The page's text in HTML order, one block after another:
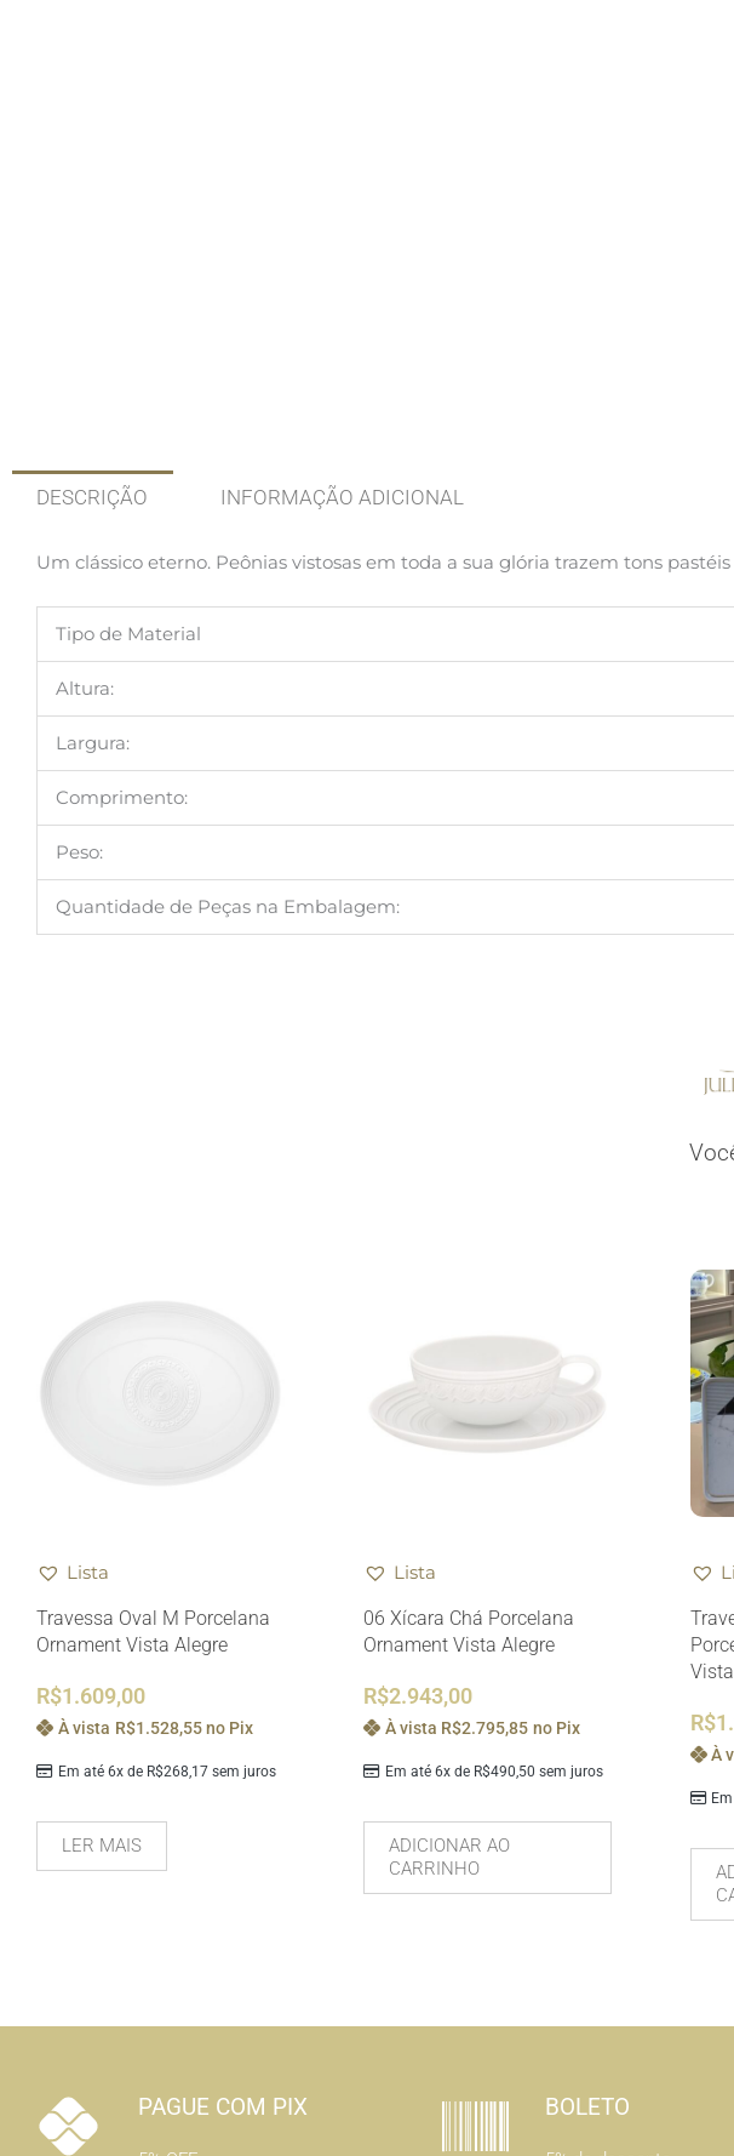
DESCRIÇÃO INFORMAÇÃO ADICIONAL
Um clássico eterno. Peônias vistosas em toda a sua glória trazem tons
Tipo de Material
Altura:
Largura:
Comprimento:
Peso:
Quantidade de Peças na Embalagem:
Lista
Travessa Oval M Porcelana
Ornament Vista Alegre
R$1.609,00
Em até 6x de R$268,17sem juros
À vista R$1.528,55 no Pix
LER MAIS
Lista
06 Xícara Chá Porcelana
Ornament Vista Alegre
R$2.943,00
Em até 6x de R$490,50 sem juros
À vista R$2.795,85 no Pix
ADICIONAR AO
CARRINHO
R$
À
PAGUE COM PIX BOLETO